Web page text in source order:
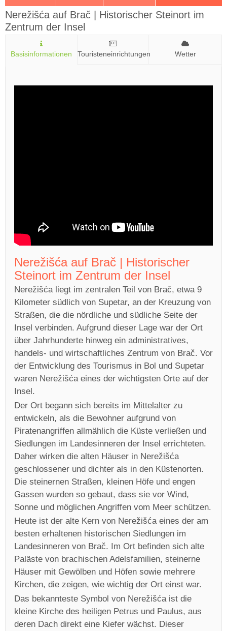
Nerežišća auf Brač | Historischer Steinort im
Zentrum der Insel
Basisinformationen Touristeneinrichtungen Wetter
Nerežišća auf Brač | Historischer
Steinort im Zentrum der Insel
Nerežišća liegt im zentralen Teil von Brač, etwa 9
Kilometer südlich von Supetar, an der Kreuzung von
Straßen, die die nördliche und südliche Seite der
Insel verbinden. Aufgrund dieser Lage war der Ort
über Jahrhunderte hinweg ein administratives,
handels- und wirtschaftliches Zentrum von Brač. Vor
der Entwicklung des Tourismus in Bol und Supetar
waren Nerežišća eines der wichtigsten Orte auf der
Insel.
Der Ort begann sich bereits im Mittelalter zu
entwickeln, als die Bewohner aufgrund von
Piratenangriffen allmählich die Küste verließen und
Siedlungen im Landesinneren der Insel errichteten.
Daher wirken die alten Häuser in Nerežišća
geschlossener und dichter als in den Küstenorten.
Die steinernen Straßen, kleinen Höfe und engen
Gassen wurden so gebaut, dass sie vor Wind,
Sonne und möglichen Angriffen vom Meer schützen.
Heute ist der alte Kern von Nerežišća eines der am
besten erhaltenen historischen Siedlungen im
Landesinneren von Brač. Im Ort befinden sich alte
Paläste von brachischen Adelsfamilien, steinerne
Häuser mit Gewölben und Höfen sowie mehrere
Kirchen, die zeigen, wie wichtig der Ort einst war.
Das bekannteste Symbol von Nerežišća ist die
kleine Kirche des heiligen Petrus und Paulus, aus
deren Dach direkt eine Kiefer wächst. Dieser